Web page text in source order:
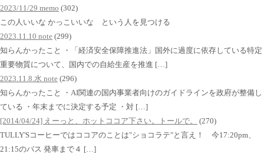
2023/11/29 memo (302)
この人いいな かっこいいな という人を見つける
2023.11.10 note (299)
知らんかったこと ・「経済安全保障推進法」国外に過度に依存している特定
重要物質について、国内での自給生産を推進 […]
2023.11.8.水 note (296)
知らんかったこと ・AI関連の国内事業者向けのガイドラインを政府が整備し
ている ・年末までに決定する予定 ・対 […]
[2014/04/24] えーっと、ホットココア下さい。トールで。
(270)
TULLY'Sコーヒーではココアのことは"ショコラテ"と言え！ 今17:20pm、
21:15のバス 発車まで４ […]